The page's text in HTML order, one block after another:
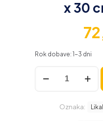
x 30
Rok dobave: 1-3 dni
Brabantia
likalna
deska
Oznaka: